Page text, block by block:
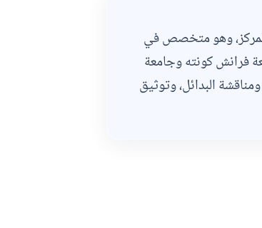
وهو متخصص في
فرانش كونته وجامعة
البدائل، وتوثيق